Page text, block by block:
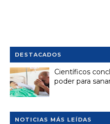
DESTACADOS
Científicos
poder para
NOTICIAS MÁS LEÍDAS